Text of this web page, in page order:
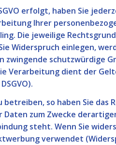
erfolgt, haben Sie
Ihrer
Die jeweilige
Widerspruch einlegen,
zwingende schutzwürdige
Verarbeitung dient der
so haben Sie das
zum Zwecke
steht. Wenn Sie
verwendet